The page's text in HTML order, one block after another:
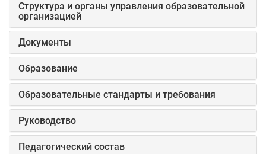
Структура и органы управления образовательной
организацией
Документы
Образование
Образовательные стандарты и требования
Руководство
Педагогический состав